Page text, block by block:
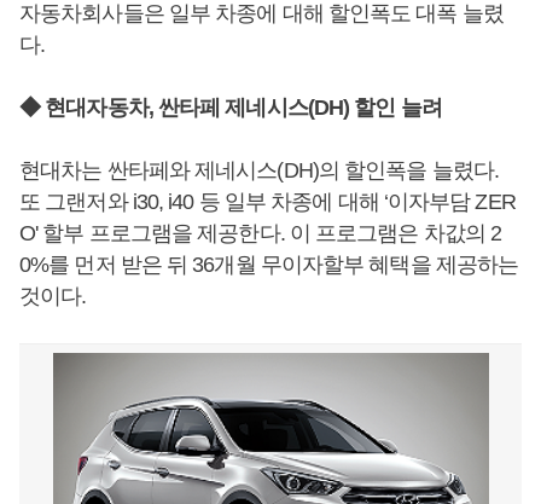
자동차회사들은 일부 차종에 대해 할인폭도 대폭 늘렸
다.
◆ 현대자동차, 싼타페 제네시스(DH) 할인 늘려
현대차는 싼타페와 제네시스(DH)의 할인폭을 늘렸다.
또 그랜저와 i30, i40 등 일부 차종에 대해 ‘이자부담 ZER
O' 할부 프로그램을 제공한다. 이 프로그램은 차값의 2
0%를 먼저 받은 뒤 36개월 무이자할부 혜택을 제공하는
것이다.